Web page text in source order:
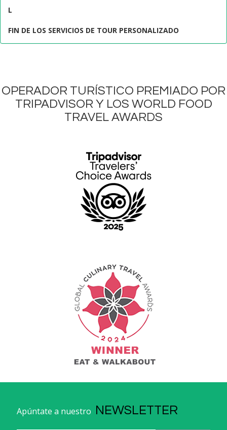
L
FIN DE LOS SERVICIOS DE TOUR PERSONALIZADO
OPERADOR TURÍSTICO PREMIADO POR
TRIPADVISOR Y LOS WORLD FOOD
TRAVEL AWARDS
Apúntate a nuestro NEWSLETTER